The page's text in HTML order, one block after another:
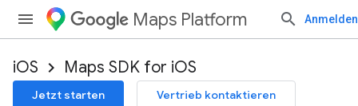
Maps Platform Anmelden
iOS Maps SDK for iOS
Jetzt starten Vertrieb kontaktieren